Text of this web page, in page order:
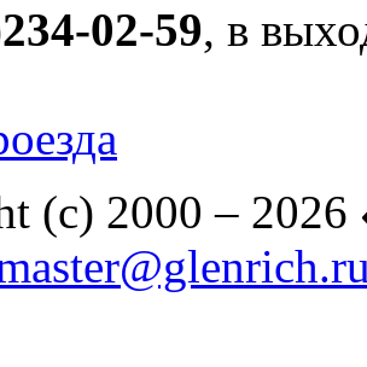
234-02-59, в
(c) 2000 – 2026